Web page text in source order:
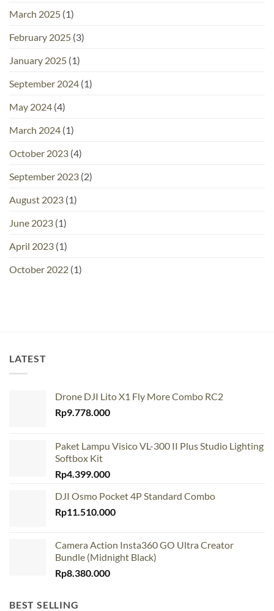
March 2025 (1)
February 2025 (3)
January 2025 (1)
September 2024 (1)
May 2024 (4)
March 2024 (1)
October 2023 (4)
September 2023 (2)
August 2023 (1)
June 2023 (1)
April 2023 (1)
October 2022 (1)
LATEST
Drone DJI Lito X1 Fly More Combo RC2
Rp9.778.000
Paket Lampu Visico VL-300 II Plus Studio Lighting
Softbox Kit
Rp4.399.000
DJI Osmo Pocket 4P Standard Combo
Rp11.510.000
Camera Action Insta360 GO Ultra Creator
Bundle (Midnight Black)
Rp8.380.000
BEST SELLING